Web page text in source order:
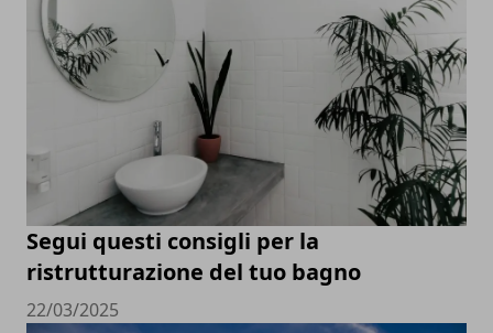
Segui questi consigli per la
ristrutturazione del tuo bagno
22/03/2025